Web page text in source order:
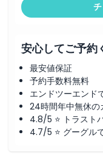
安心してご予約
最安値保証
予約手数料無料
エンドツーエンド
24時間年中無休の
4.8/5 ⭐ トラスト
4.7/5 ⭐ グーグル